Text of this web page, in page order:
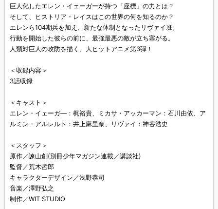
巨人化したエレン・イェーガーが持つ「座標」の力とは？
そして、ヒストリア・レイスはこの世界の何を知るのか？
エレンら104期兵を加え、新たな体制となったリヴァイ班。
行動を開始した彼らの前に、最強最悪の敵が立ち塞がる。
人類対巨人の攻防を描く、大ヒットアニメ第3弾！
＜収録内容＞
3話収録
＜キャスト＞
エレン・イェーガ―：梶裕貴、ミカサ・アッカーマン：石川由依、ア
ルミン・アルレルト：井上麻里奈、リヴァイ：神谷浩史
＜スタッフ＞
原作／諫山創(別冊少年マガジン連載／講談社)
監督／荒木哲郎
キャラクターデザイン／浅野恭司
音楽／澤野弘之
制作／WIT STUDIO